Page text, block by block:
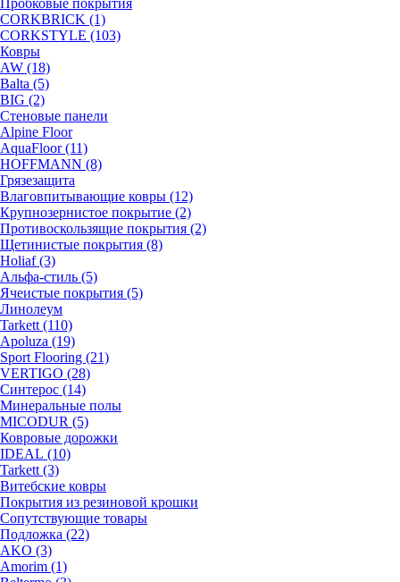
Пробковые покрытия
CORKBRICK (1)
CORKSTYLE (103)
Ковры
AW (18)
Balta (5)
BIG (2)
Стеновые панели
Alpine Floor
AquaFloor (11)
HOFFMANN (8)
Грязезащита
Влаговпитывающие ковры (12)
Крупнозернистое покрытие (2)
Противоскользящие покрытия (2)
Щетинистые покрытия (8)
Holiaf (3)
Альфа-стиль (5)
Ячеистые покрытия (5)
Линолеум
Tarkett (110)
Apoluza (19)
Sport Flooring (21)
VERTIGO (28)
Синтерос (14)
Минеральные полы
MICODUR (5)
Ковровые дорожки
IDEAL (10)
Tarkett (3)
Витебские ковры
Покрытия из резиновой крошки
Сопутствующие товары
Подложка (22)
AKO (3)
Amorim (1)